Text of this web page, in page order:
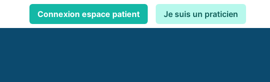
Connexion espace patient Je suis un praticien